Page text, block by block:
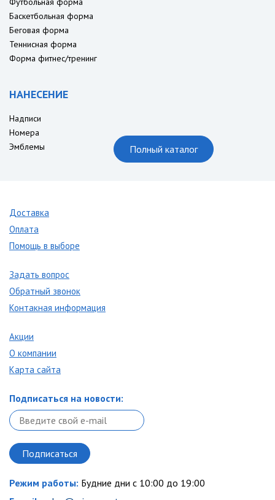
Баскетбольная форма
Беговая форма
Теннисная форма
Форма фитнес/тренинг
НАНЕСЕНИЕ
Надписи
Номера
Эмблемы
Полный каталог
Доставка
Оплата
Помощь в выборе
Задать вопрос
Обратный звонок
Контакная информация
Акции
О компании
Карта сайта
Подписаться на новости:
Режим работы: Будние дни с 10:00 до 19:00